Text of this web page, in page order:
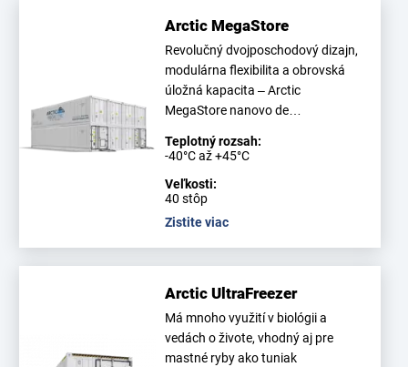
Arctic MegaStore
Revolučný dvojposchodový dizajn,
modulárna flexibilita a obrovská
úložná kapacita – Arctic
MegaStore nanovo de…
Teplotný rozsah:
-40°C až +45°C
Veľkosti:
40 stôp
Zistite viac
Arctic UltraFreezer
Má mnoho využití v biológii a
vedách o živote, vhodný aj pre
mastné ryby ako tuniak